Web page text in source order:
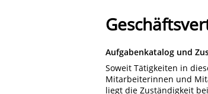
Aufgabenkatalog und
Soweit Tätigkeiten in
Mitarbeiterinnen und
liegt die Zuständigkeit